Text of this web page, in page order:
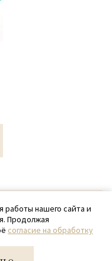
87
работы нашего сайта и
Продолжая
согласие на обработку